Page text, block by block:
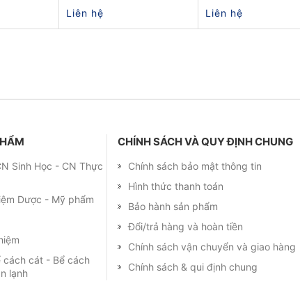
Liên hệ Liên hệ
Sinh Học - CN Thực
Dược - Mỹ phẩm
cách cát - Bể cách
lạnh
CHÍNH SÁCH VÀ QUY ĐỊNH CHUNG
Chính sách bảo mật thông tin
Hình thức thanh toán
Bảo hành sản phẩm
Đổi/trả hàng và hoàn tiền
Chính sách vận chuyển và giao hàng
Chính sách & qui định chung